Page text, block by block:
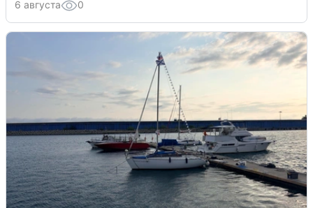
6 августа 0